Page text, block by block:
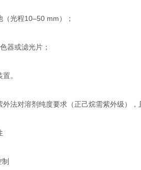
光程10–50 mm）；
器或滤光片；
。
外法对溶剂纯度要求（正己烷需紫外级）